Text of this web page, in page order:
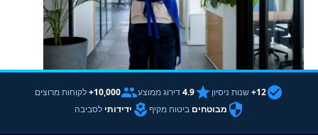
12+ שנות ניסיון 4.9דירוג ממוצע 10,000+
לקוחות מרוצים
מבוטחים ביטוח מקיף ידידותי לסביבה